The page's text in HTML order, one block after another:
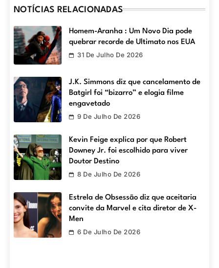
NOTÍCIAS RELACIONADAS
Homem-Aranha : Um Novo Dia pode
quebrar recorde de Ultimato nos EUA
31 De Julho De 2026
J.K. Simmons diz que cancelamento de
Batgirl foi “bizarro” e elogia filme
engavetado
9 De Julho De 2026
Kevin Feige explica por que Robert
Downey Jr. foi escolhido para viver
Doutor Destino
8 De Julho De 2026
Estrela de Obsessão diz que aceitaria
convite da Marvel e cita diretor de X-
Men
6 De Julho De 2026